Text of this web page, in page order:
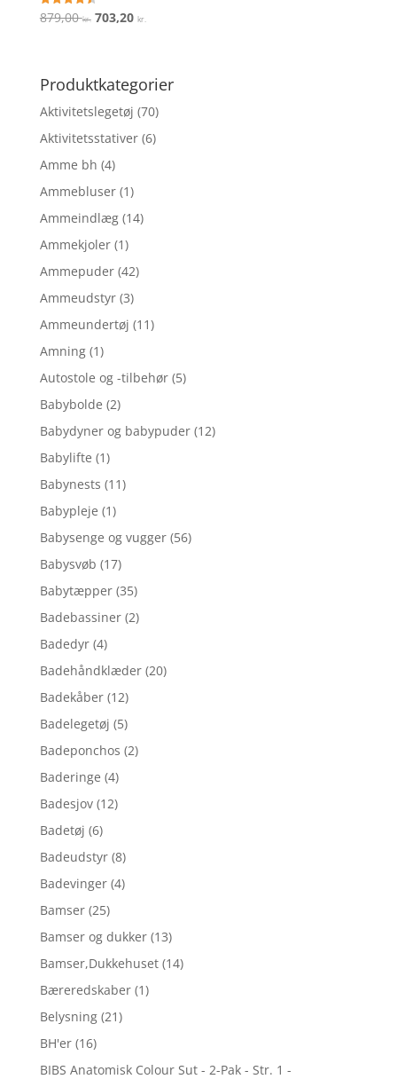
Vurderet
4.5
879,00kr. Den
var:
879,00 kr..
703,20 kr.
er:
Produktkategorier
Aktivitetslegetøj (70)
Aktivitetsstativer (6)
Amme bh (4)
Ammebluser (1)
Ammeindlæg (14)
Ammekjoler (1)
Ammepuder (42)
Ammeudstyr (3)
Ammeundertøj (11)
Amning (1)
Autostole og -tilbehør (5)
Babybolde (2)
Babydyner og babypuder (12)
Babylifte (1)
Babynests (11)
Babypleje (1)
Babysenge og vugger (56)
Babysvøb (17)
Babytæpper (35)
Badebassiner (2)
Badedyr (4)
Badehåndklæder (20)
Badekåber (12)
Badelegetøj (5)
Badeponchos (2)
Baderinge (4)
Badesjov (12)
Badetøj (6)
Badeudstyr (8)
Badevinger (4)
Bamser (25)
Bamser og dukker (13)
Bamser,Dukkehuset (14)
Bæreredskaber (1)
Belysning (21)
BH'er (16)
BIBS Anatomisk Colour Sut - 2-Pak - Str. 1 -